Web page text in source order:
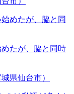
たが、脇と同時
県仙台市）